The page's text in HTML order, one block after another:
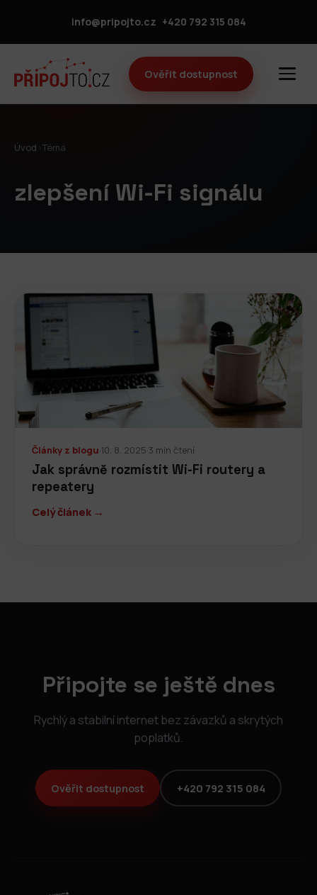
info@pripojto.cz +420 792 315 084
Ověřit dostupnost
Úvod Téma
zlepšení Wi-Fi signálu
Články z blogu·10. 8. 2025·3 min čtení
Jak správně rozmístit Wi-Fi routery a
repeatery
Celý článek →
Připojte se ještě dnes
Rychlý a stabilní internet bez závazků a skrytých
poplatků.
Ověřit dostupnost +420 792 315 084